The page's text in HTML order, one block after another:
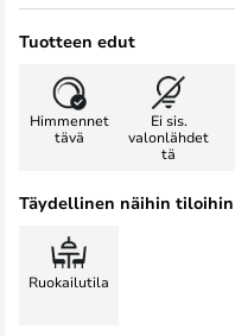
Tuotteen edut
Himmennet
tävä
Ei sis.
valonlähdet
tä
Täydellinen näihin tiloihin
Ruokailutila